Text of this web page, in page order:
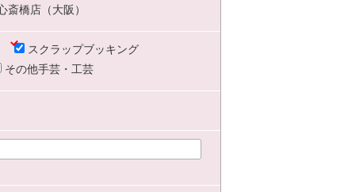
斎橋店（大阪）
スクラップブッキング
その他手芸・工芸